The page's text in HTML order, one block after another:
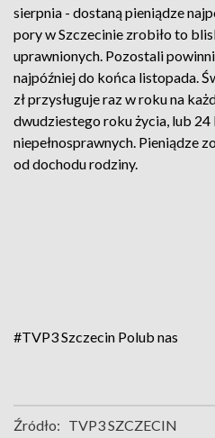
sierpnia - dostaną pieniądze
pory w Szczecinie zrobiło to
uprawnionych. Pozostali
najpóźniej do końca listopada.
zł przysługuje raz w roku na
dwudziestego roku życia, lub
niepełnosprawnych. Pieniądze
od dochodu rodziny.
#TVP3 Szczecin Polub nas
Źródło: TVP3 SZCZECIN